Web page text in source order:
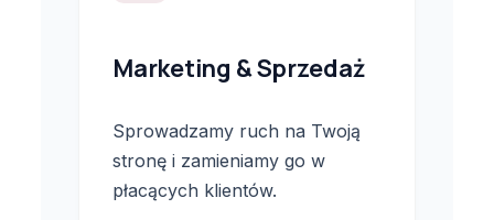
Marketing & Sprzedaż
Sprowadzamy ruch na Twoją
stronę i zamieniamy go w
płacących klientów.